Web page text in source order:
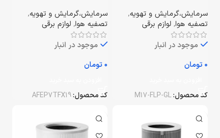
سرمایش،گرمایش و تهویه,
تصفیه هوا, لوازم برقی
موجود در انبار
تومان
کد محصول:M17-FLP-GL
سرمایش،گرمایش و تهویه,
تصفیه هوا, لوازم برقی
موجود در انبار
تومان
کد محصول:AFEP7TFX19